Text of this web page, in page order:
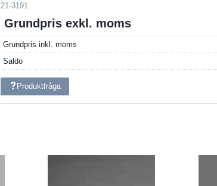
21-3191
Grundpris exkl. moms
Grundpris inkl. moms
Saldo
Produktfråga